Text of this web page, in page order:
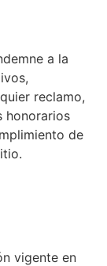
a la
reclamo,
honorarios
de
vigente en